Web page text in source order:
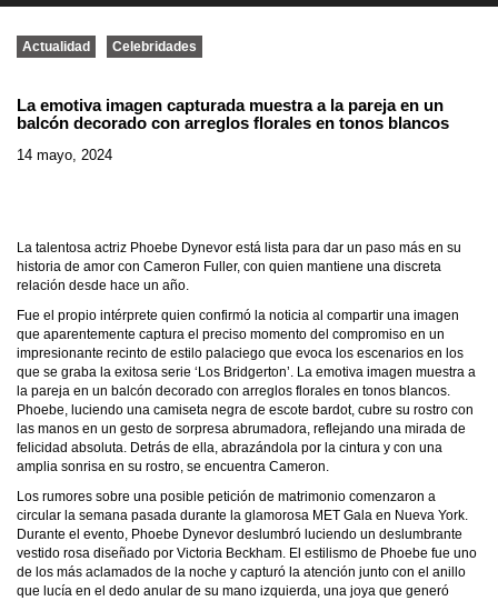
Actualidad Celebridades
La emotiva imagen capturada muestra a la pareja en un
balcón decorado con arreglos florales en tonos blancos
14 mayo, 2024
La talentosa actriz Phoebe Dynevor está lista para dar un paso más en su
historia de amor con Cameron Fuller, con quien mantiene una discreta
relación desde hace un año.
Fue el propio intérprete quien confirmó la noticia al compartir una imagen
que aparentemente captura el preciso momento del compromiso en un
impresionante recinto de estilo palaciego que evoca los escenarios en los
que se graba la exitosa serie ‘Los Bridgerton’. La emotiva imagen muestra a
la pareja en un balcón decorado con arreglos florales en tonos blancos.
Phoebe, luciendo una camiseta negra de escote bardot, cubre su rostro con
las manos en un gesto de sorpresa abrumadora, reflejando una mirada de
felicidad absoluta. Detrás de ella, abrazándola por la cintura y con una
amplia sonrisa en su rostro, se encuentra Cameron.
Los rumores sobre una posible petición de matrimonio comenzaron a
circular la semana pasada durante la glamorosa MET Gala en Nueva York.
Durante el evento, Phoebe Dynevor deslumbró luciendo un deslumbrante
vestido rosa diseñado por Victoria Beckham. El estilismo de Phoebe fue uno
de los más aclamados de la noche y capturó la atención junto con el anillo
que lucía en el dedo anular de su mano izquierda, una joya que generó